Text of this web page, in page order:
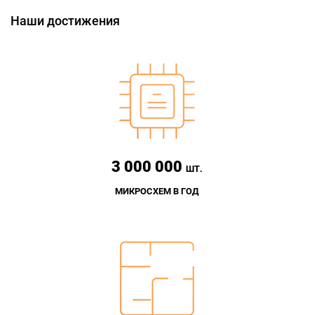
Наши достижения
3 000 000 ШТ.
МИКРОСХЕМ В ГОД